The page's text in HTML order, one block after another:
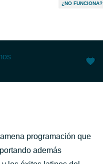
¿NO FUNCIONA?
programación que
además